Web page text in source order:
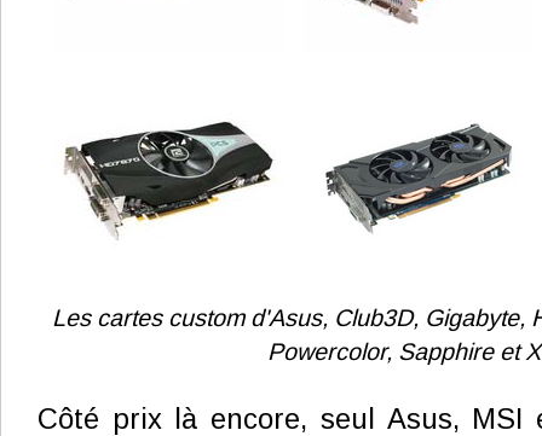
Les cartes custom d'Asus, Club3D, Gigabyte,
Powercolor, Sapphire et
Côté prix là encore, seul Asus, MSI